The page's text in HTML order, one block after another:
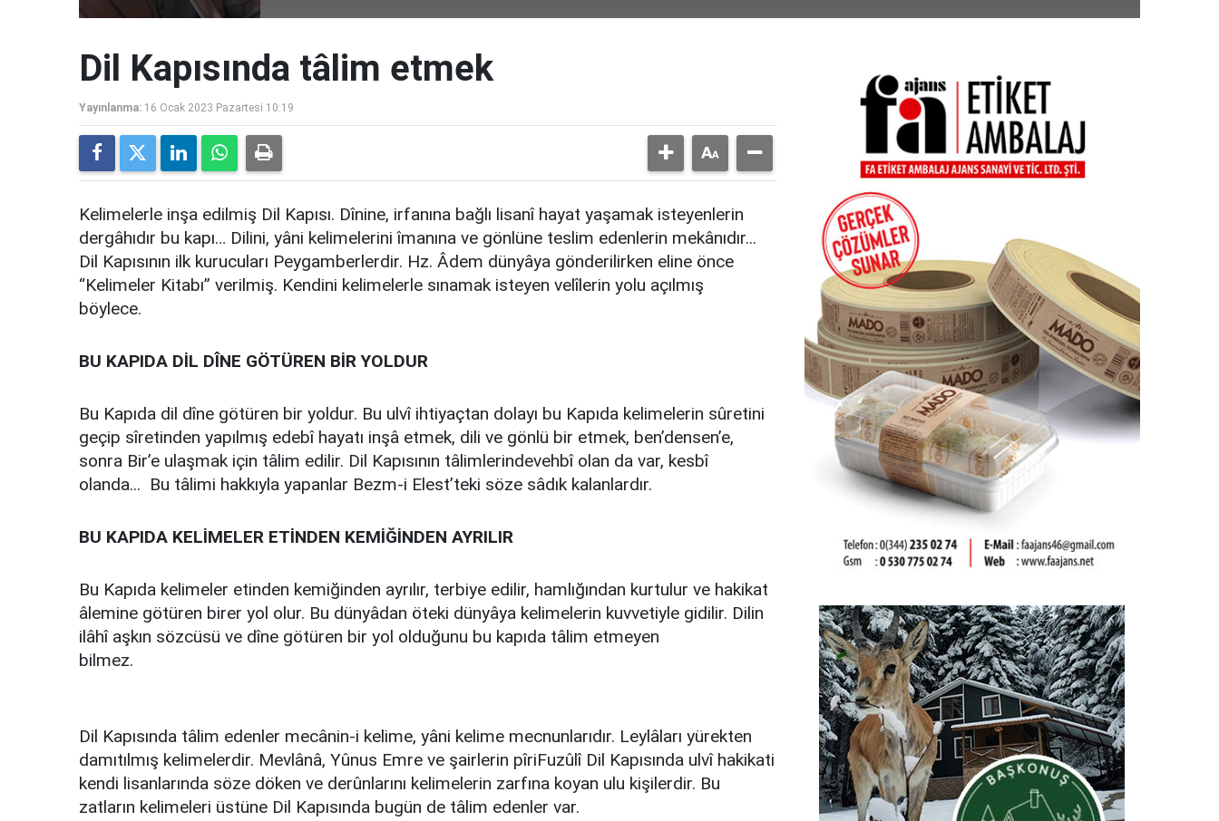
Dil Kapısında tâlim etmek
Yayınlanma: 16 Ocak 2023 Pazartesi 10:19
Kelimelerle inşa edilmiş Dil Kapısı. Dînine, irfanına bağlı lisanî hayat yaşamak isteyenlerin
dergâhıdır bu kapı… Dilini, yâni kelimelerini îmanına ve gönlüne teslim edenlerin mekânıdır...
Dil Kapısının ilk kurucuları Peygamberlerdir. Hz. Âdem dünyâya gönderilirken eline önce
“Kelimeler Kitabı” verilmiş. Kendini kelimelerle sınamak isteyen velîlerin yolu açılmış
böylece.
BU KAPIDA DİL DÎNE GÖTÜREN BİR YOLDUR
Bu Kapıda dil dîne götüren bir yoldur. Bu ulvî ihtiyaçtan dolayı bu Kapıda kelimelerin sûretini
geçip sîretinden yapılmış edebî hayatı inşâ etmek, dili ve gönlü bir etmek, ben’densen’e,
sonra Bir’e ulaşmak için tâlim edilir. Dil Kapısının tâlimlerindevehbî olan da var, kesbî
olanda... Bu tâlimi hakkıyla yapanlar Bezm-i Elest’teki söze sâdık kalanlardır.
BU KAPIDA KELİMELER ETİNDEN KEMİĞİNDEN AYRILIR
Bu Kapıda kelimeler etinden kemiğinden ayrılır, terbiye edilir, hamlığından kurtulur ve hakikat
âlemine götüren birer yol olur. Bu dünyâdan öteki dünyâya kelimelerin kuvvetiyle gidilir. Dilin
ilâhî aşkın sözcüsü ve dîne götüren bir yol olduğunu bu kapıda tâlim etmeyen
bilmez.
Dil Kapısında tâlim edenler mecânin-i kelime, yâni kelime mecnunlarıdır. Leylâları yürekten
damıtılmış kelimelerdir. Mevlânâ, Yûnus Emre ve şairlerin pîriFuzûlî Dil Kapısında ulvî hakikati
kendi lisanlarında söze döken ve derûnlarını kelimelerin zarfına koyan ulu kişilerdir. Bu
zatların kelimeleri üstüne Dil Kapısında bugün de tâlim edenler var.